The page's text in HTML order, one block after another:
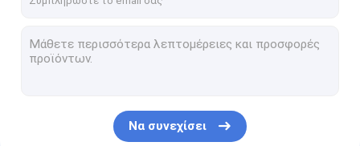
WiFi τοτέμ διαλογικός ψηφιακός πίνακας φορέων συστημάτων σηματοδότησης διαφημιστικός τοίχος 28 ίντσας που τοποθετείται
Ο διαλογικός ψηφιακός τοίχος συστημάτων σηματοδότησης τοποθέτησε 27,32 κ.λπ. μεγέθους μετάλλων προαιρετικά 21,5, 23,8, για την ιατρική, POS, πώληση
Ο εμπορικός τοίχος διαφήμισης λεωφορείων PC ταμπλετών 17 ίντσας τοποθετεί την αντιεκθαμβωτική επιφάνεια WiFi 4G LTE
Στενή Bezel επίδειξη ανελκυστήρων LCD ταμπλετών, διαφημιστικός φορέας ανελκυστήρων 21,5 ίντσας
Να συνεχίσει